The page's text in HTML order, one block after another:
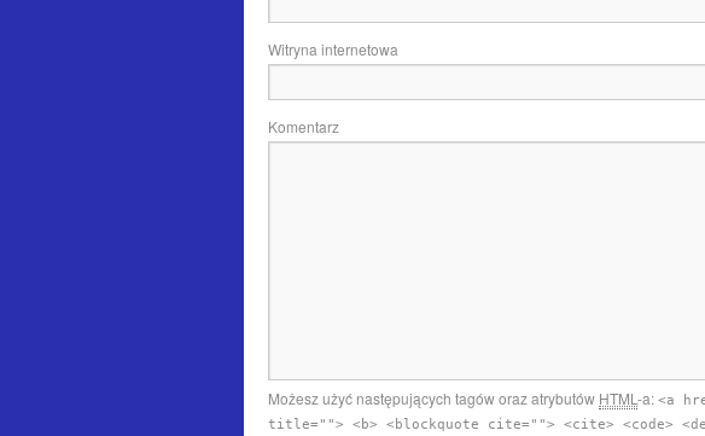
Witryna internetowa
Komentarz
Możesz użyć następujących tagów oraz atrybutów HTML -a: <a
title=""> <b> <blockquote cite=""> <cite> <code>